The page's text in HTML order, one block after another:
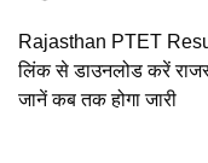
Rajasthan PTET
लिंक से डाउनलोड करें
जानें कब तक होगा जारी